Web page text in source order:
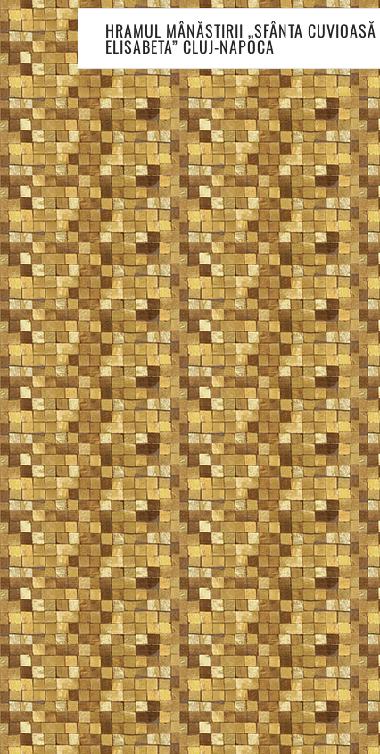
Navigare
în
articole
HRAMUL MÂNĂSTIRII „SFÂNTA CUVIOASĂ
ELISABETA” CLUJ-NAPOCA